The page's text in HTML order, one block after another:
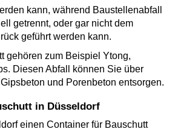
kann, während Baustellenabfall
getrennt, oder gar nicht dem
geführt werden kann.
gehören zum Beispiel Ytong,
Diesen Abfall können Sie über
und Porenbeton entsorgen.
in Düsseldorf
einen Container für Bauschutt